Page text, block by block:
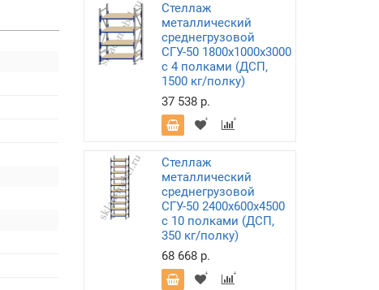
Стеллаж
металлический
среднегрузовой
СГУ-50 1800х1000х3000
с 4 полками (ДСП,
1500 кг/полку)
37 538 р.
Стеллаж
металлический
среднегрузовой
СГУ-50 2400х600х4500
с 10 полками (ДСП,
350 кг/полку)
68 668 р.